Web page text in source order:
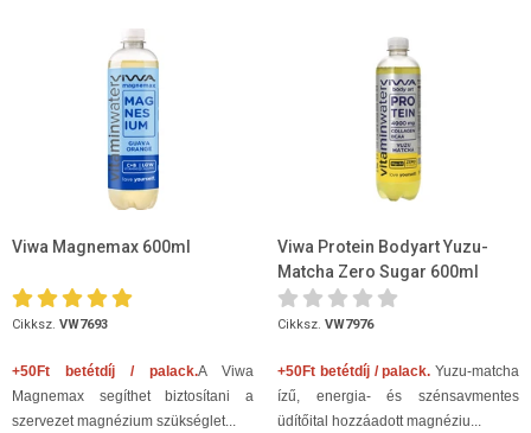
Viwa Magnemax 600ml
Cikksz. VW7693
+50Ft betétdíj / palack.A Viwa
Magnemax segíthet biztosítani a
szervezet magnézium szükséglet...
Viwa Protein Bodyart Yuzu-
Matcha Zero Sugar 600ml
Cikksz. VW7976
+50Ft betétdíj / palack. Yuzu-matcha
ízű, energia- és szénsavmentes
üdítőital hozzáadott magnéziu...